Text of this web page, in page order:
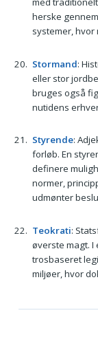
herske
systemer,
Stormand:
eller stor
bruges også
nutidens
Styrende:
forløb. En
definere
normer,
udmønter
Teokrati:
øverste magt.
trosbaseret
miljøer, hvor